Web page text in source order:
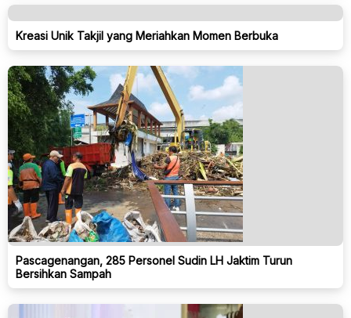
Kreasi Unik Takjil yang Meriahkan Momen Berbuka
Pascagenangan, 285 Personel Sudin LH Jaktim Turun
Bersihkan Sampah